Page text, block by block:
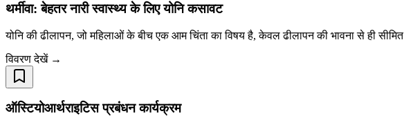
थर्मीवा: बेहतर नारी स्वास्थ्य के लिए योनि कसावट
योनि की ढीलापन, जो महिलाओं के बीच एक आम चिंता का विषय है, केवल ढीलापन की भावना से ही
विवरण देखें →
ऑस्टियोआर्थराइटिस प्रबंधन कार्यक्रम